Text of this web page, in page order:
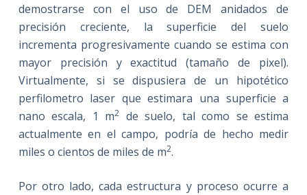
demostrarse con el uso de DEM anidados de
precisión creciente, la superficie del suelo
incrementa progresivamente cuando se estima con
mayor precisión y exactitud (tamaño de pixel).
Virtualmente, si se dispusiera de un hipotético
perfilometro laser que estimara una superficie a
nano escala, 1 m2 de suelo, tal como se estima
actualmente en el campo, podría de hecho medir
miles o cientos de miles de m2.
Por otro lado, cada estructura y proceso ocurre a